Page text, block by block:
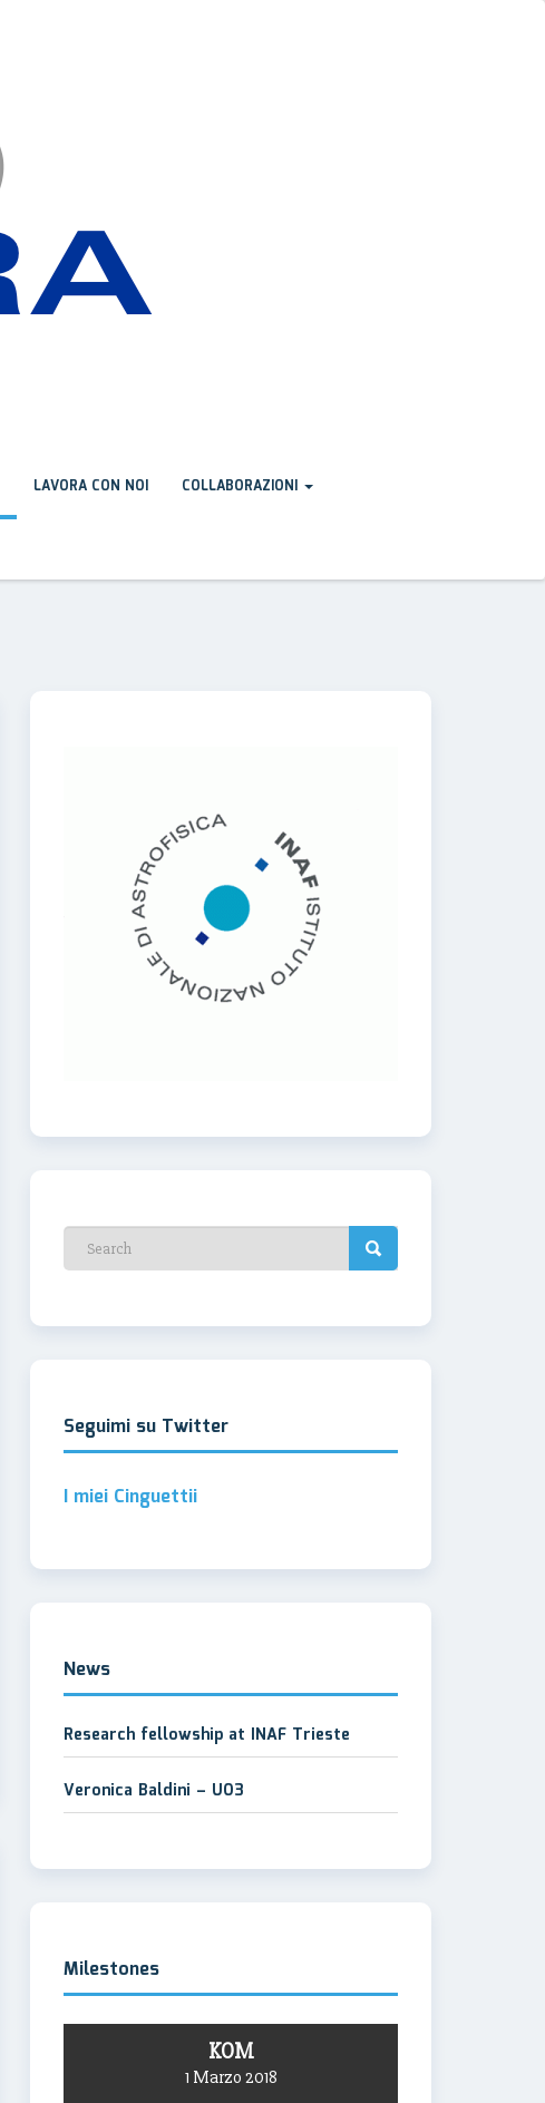
LAVORA CON NOI COLLABORAZIONI
Seguimi su Twitter
I miei Cinguettii
News
Research fellowship at INAF Trieste
Veronica Baldini – UO3
Milestones
KOM
1 Marzo 2018